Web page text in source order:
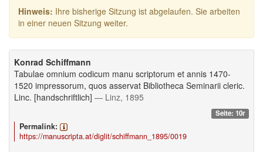
Hinweis: Ihre bisherige Sitzung ist abgelaufen. Sie arbeiten
in einer neuen Sitzung weiter.
Konrad Schiffmann
Tabulae omnium codicum manu scriptorum et annis 1470-
1520 impressorum, quos asservat Bibliotheca Seminarii cleric.
Linc. [handschriftlich] — Linz, 1895
Seite: 10r
Permalink:
https://manuscripta.at/diglit/schiffmann_1895/0019